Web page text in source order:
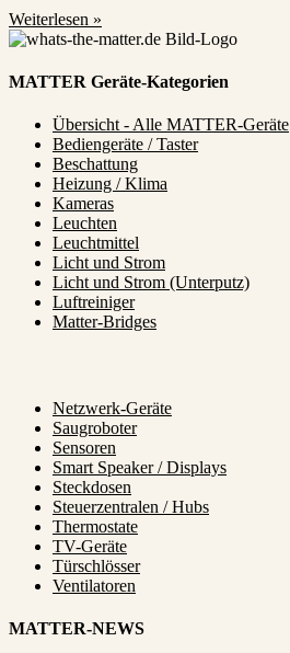
Weiterlesen »
MATTER Geräte-Kategorien
Übersicht - Alle MATTER-Geräte
Bediengeräte / Taster
Beschattung
Heizung / Klima
Kameras
Leuchten
Leuchtmittel
Licht und Strom
Licht und Strom (Unterputz)
Luftreiniger
Matter-Bridges
Netzwerk-Geräte
Saugroboter
Sensoren
Smart Speaker / Displays
Steckdosen
Steuerzentralen / Hubs
Thermostate
TV-Geräte
Türschlösser
Ventilatoren
MATTER-NEWS